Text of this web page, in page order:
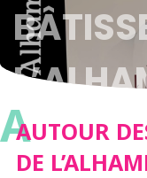
AAUTOUR
DE